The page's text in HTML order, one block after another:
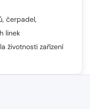
čerpadel,
linek
životnosti zařízení